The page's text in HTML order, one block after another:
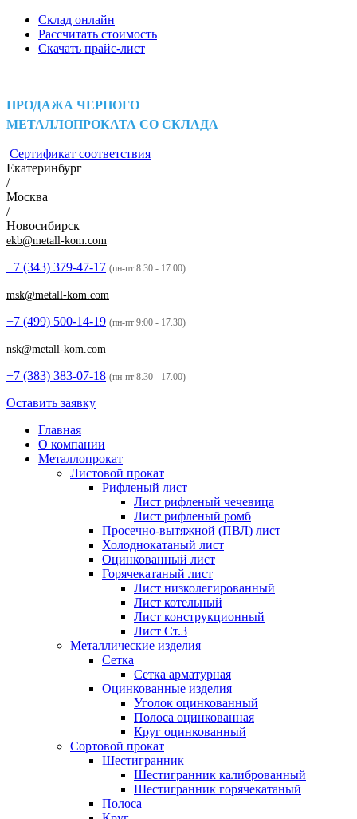
Склад онлайн
Рассчитать стоимость
Скачать прайс-лист
ПРОДАЖА ЧЕРНОГО
МЕТАЛЛОПРОКАТА СО СКЛАДА
Сертификат соответствия
Екатеринбург
/
Москва
/
Новосибирск
ekb@metall-kom.com
+7 (343) 379-47-17 (пн-пт 8.30 - 17.00)
msk@metall-kom.com
+7 (499) 500-14-19 (пн-пт 9:00 - 17.30)
nsk@metall-kom.com
+7 (383) 383-07-18 (пн-пт 8.30 - 17.00)
Оставить заявку
Главная
О компании
Металлопрокат
Листовой прокат
Рифленый лист
Лист рифленый чечевица
Лист рифленый ромб
Просечно-вытяжной (ПВЛ) лист
Холоднокатаный лист
Оцинкованный лист
Горячекатаный лист
Лист низколегированный
Лист котельный
Лист конструкционный
Лист Ст.3
Металлические изделия
Сетка
Сетка арматурная
Оцинкованные изделия
Уголок оцинкованный
Полоса оцинкованная
Круг оцинкованный
Сортовой прокат
Шестигранник
Шестигранник калиброванный
Шестигранник горячекатаный
Полоса